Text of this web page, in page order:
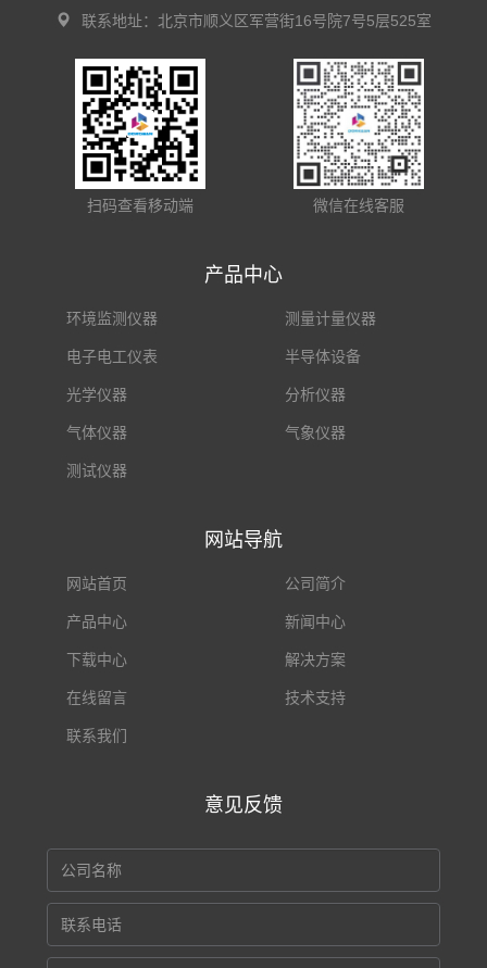
联系地址：北京市顺义区军营街16号院7号5层525室
扫码查看移动端 微信在线客服
产品中心
环境监测仪器 测量计量仪器
电子电工仪表 半导体设备
光学仪器 分析仪器
气体仪器 气象仪器
测试仪器
网站导航
网站首页 公司简介
产品中心 新闻中心
下载中心 解决方案
在线留言 技术支持
联系我们
意见反馈